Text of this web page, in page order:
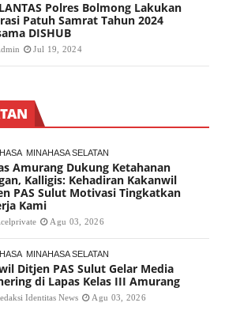
Polres Bolmong Lakukan
Patuh Samrat Tahun 2024
DISHUB
Jul 19, 2024
MINAHASA SELATAN
Amurang Dukung Ketahanan
Kalligis: Kehadiran Kakanwil
PAS Sulut Motivasi Tingkatkan
Kami
Agu 03, 2026
MINAHASA SELATAN
Ditjen PAS Sulut Gelar Media
di Lapas Kelas III Amurang
Identitas News Agu 03, 2026